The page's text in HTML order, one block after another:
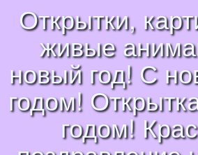
Открытки,
живые
новый год! С
годом!
годом!